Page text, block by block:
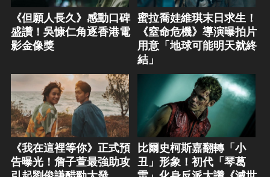
《但願人長久》感動口碑
盛讚！吳慷仁角逐香港電
影金像獎
蜜拉喬娃維琪末日求生！
《窒命危機》導演曝拍片
用意「地球可能明天就終
結」
《我在這裡等你》正式預
告曝光！詹子萱最強助攻
比爾史柯斯嘉翻轉「小
丑」形象！初代「琴葛